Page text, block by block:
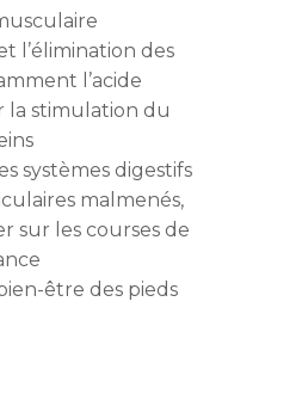
l’élimination des
l’acide
la stimulation du
systèmes digestifs
malmenés,
sur les courses de
être des pieds